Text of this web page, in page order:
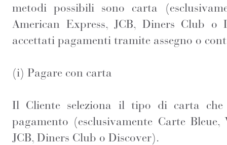
metodi possibili sono carta
American Express, JCB, Diners Club o
accettati pagamenti tramite assegno o
(i) Pagare con carta
Il Cliente seleziona il tipo di carta
pagamento (esclusivamente Carte
JCB, Diners Club o Discover).